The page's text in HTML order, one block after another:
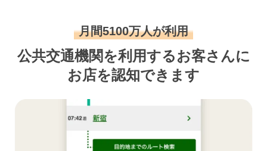
月間5100万人が利用
公共交通機関を利用するお客さんに
お店を認知できます